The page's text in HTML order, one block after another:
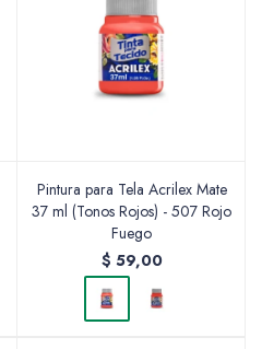
Pintura para Tela Acrilex Mate
37 ml (Tonos Rojos) - 507 Rojo
Fuego
$ 59,00